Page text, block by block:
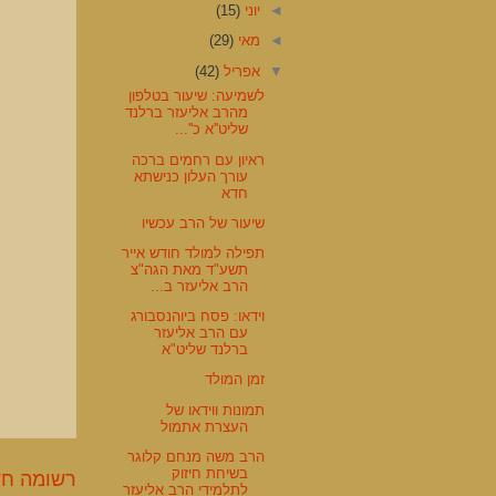
רשומה
◄יוני(15)
◄ מאי(29)
▼אפריל(42)
לשמיעה: שיעור בטלפון
מהרב אליעזר ברלנד
שליט''א כ''...
ראיון עם רחמים ברכה
עורך העלון כנישתא
חדא
שיעור של הרב עכשיו
תפילה למולד חודש אייר
תשע"ד מאת הגה"צ
הרב אליעזר ב...
וידאו: פסח ביוהנסבורג
עם הרב אליעזר
ברלנד שליט"א
זמן המולד
תמונות ווידאו של
העצרת אתמול
הרב משה מנחם קלוגר
בשיחת חיזוק
לתלמידי הרב אליעזר